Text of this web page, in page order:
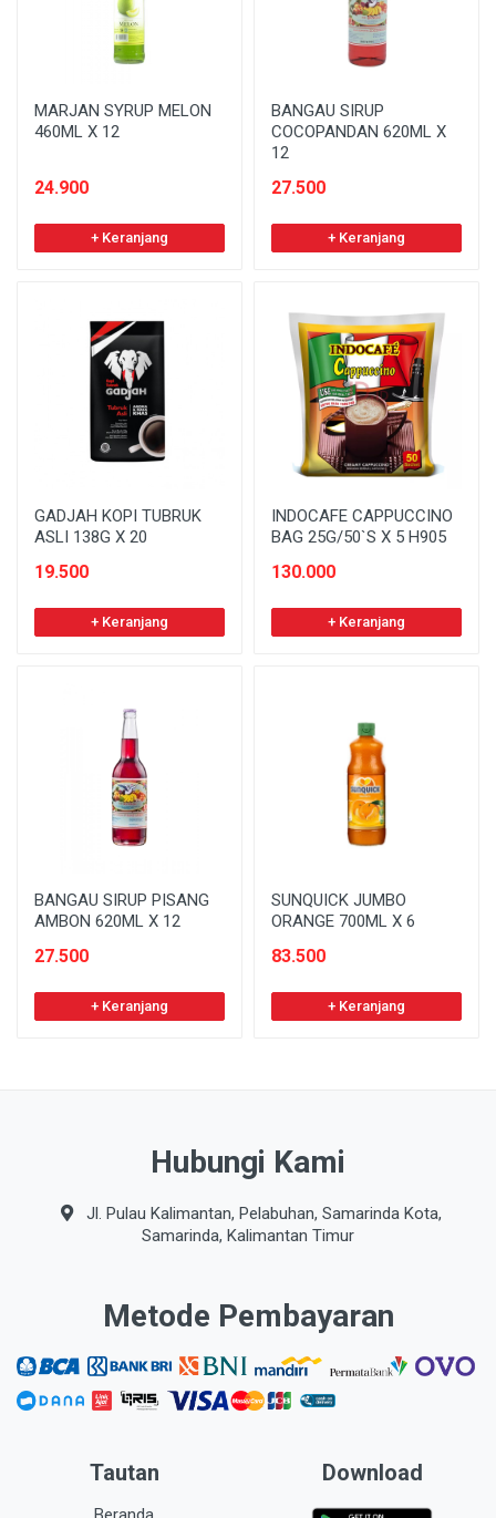
MARJAN SYRUP MELON
460ML X 12
24.900
+ Keranjang
BANGAU SIRUP
COCOPANDAN 620ML X
12
27.500
+ Keranjang
GADJAH KOPI TUBRUK
ASLI 138G X 20
19.500
+ Keranjang
INDOCAFE CAPPUCCINO
BAG 25G/50`S X 5 H905
130.000
+ Keranjang
BANGAU SIRUP PISANG
AMBON 620ML X 12
27.500
+ Keranjang
SUNQUICK JUMBO
ORANGE 700ML X 6
83.500
+ Keranjang
Hubungi Kami
Jl. Pulau Kalimantan, Pelabuhan, Samarinda Kota,
Samarinda, Kalimantan Timur
Metode Pembayaran
Tautan Download